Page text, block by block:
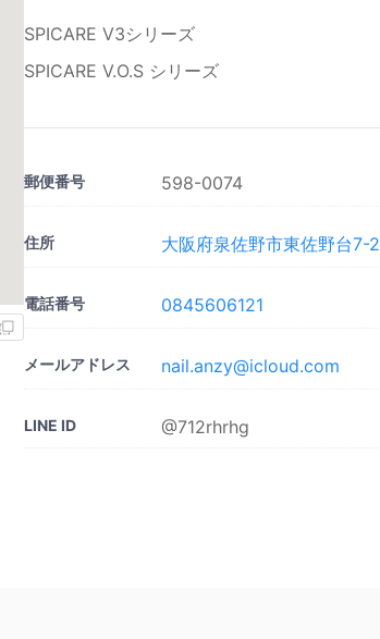
SPICARE V3シリーズ
SPICARE V.O.S シリーズ
郵便番号 598-0074
住所 大阪府泉佐野市東佐野台7-2
電話番号 0845606121
メールアドレス nail.anzy@icloud.com
LINE ID @712rhrhg